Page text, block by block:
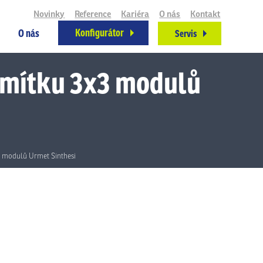
O nás Konfigurátor Servis
Novinky Reference Kariéra O nás Kontakt
3x3 modulů
Urmet Sinthesi